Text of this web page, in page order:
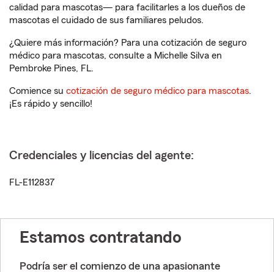
calidad para mascotas— para facilitarles a los dueños de
mascotas el cuidado de sus familiares peludos.
¿Quiere más información? Para una cotización de seguro
médico para mascotas, consulte a Michelle Silva en
Pembroke Pines, FL.
Comience su cotización de seguro médico para mascotas.
¡Es rápido y sencillo!
Credenciales y licencias del agente:
FL-E112837
Estamos contratando
Podría ser el comienzo de una apasionante